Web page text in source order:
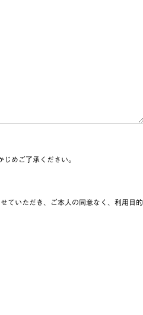
めご了承ください。
ていただき、ご本人の同意なく、利用目的